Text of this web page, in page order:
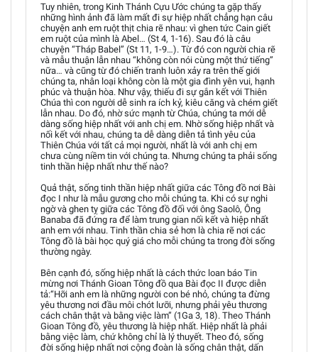
Tuy nhiên, trong Kinh Thánh Cựu Ước chúng ta gặp thấy
những hình ảnh đã làm mất đi sự hiệp nhất chẳng hạn câu
chuyện anh em ruột thịt chia rẽ nhau: vì ghen tức Cain giết
em ruột của mình là Abel… (St 4, 1-16). Sau đó là câu
chuyện “Tháp Babel” (St 11, 1-9…). Từ đó con người chia rẽ
và mẫu thuận lẫn nhau “không còn nói cùng một thứ tiếng”
nữa… và cũng từ đó chiến tranh luôn xảy ra trên thế giới
chúng ta, nhân loại không còn là một gia đình yên vui, hạnh
phúc và thuận hòa. Như vậy, thiếu đi sự gắn kết với Thiên
Chúa thì con người dễ sinh ra ích kỷ, kiêu căng và chém giết
lẫn nhau. Do đó, nhờ sức mạnh từ Chúa, chúng ta mới dễ
dàng sống hiệp nhất với anh chị em. Nhờ sống hiệp nhất và
nối kết với nhau, chúng ta dễ dàng diễn tả tình yêu của
Thiên Chúa với tất cả mọi người, nhất là với anh chị em
chưa cùng niềm tin với chúng ta. Nhưng chúng ta phải sống
tinh thần hiệp nhất như thế nào?
Quả thật, sống tinh thần hiệp nhất giữa các Tông đồ nơi Bài
đọc I như là mẫu gương cho mỗi chúng ta. Khi có sự nghi
ngờ và ghen tỵ giữa các Tông đồ đối với ông Saolô, Ông
Banaba đã đứng ra để làm trung gian nối kết và hiệp nhất
anh em với nhau. Tinh thần chia sẻ hơn là chia rẽ nơi các
Tông đồ là bài học quý giá cho mỗi chúng ta trong đời sống
thường ngày.
Bên cạnh đó, sống hiệp nhất là cách thức loan báo Tin
mừng nơi Thánh Gioan Tông đồ qua Bài đọc II được diễn
tả:“Hỡi anh em là những người con bé nhỏ, chúng ta đừng
yêu thương nơi đầu môi chót lưỡi, nhưng phải yêu thương
cách chân thật và bằng việc làm” (1Ga 3, 18). Theo Thánh
Gioan Tông đồ, yêu thương là hiệp nhất. Hiệp nhất là phải
bằng việc làm, chứ không chỉ là lý thuyết. Theo đó, sống
đời sống hiệp nhất nơi cộng đoàn là sống chân thật, dấn